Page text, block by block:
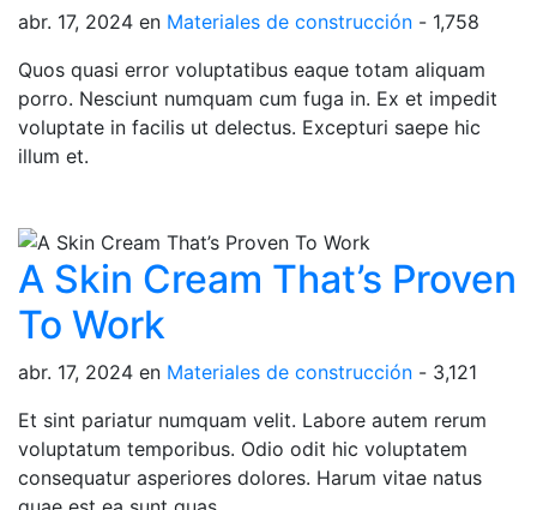
abr. 17, 2024 en Materiales de construcción - 1,758
Quos quasi error voluptatibus eaque totam aliquam
porro. Nesciunt numquam cum fuga in. Ex et impedit
voluptate in facilis ut delectus. Excepturi saepe hic
illum et.
A Skin Cream That’s Proven
To Work
abr. 17, 2024 en Materiales de construcción - 3,121
Et sint pariatur numquam velit. Labore autem rerum
voluptatum temporibus. Odio odit hic voluptatem
consequatur asperiores dolores. Harum vitae natus